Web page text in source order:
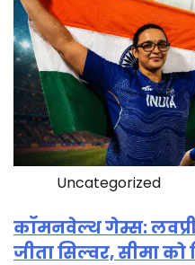
Uncategorized
कॉमनवेल्थ गेम्स:
जीता सिल्वर, सीमा को